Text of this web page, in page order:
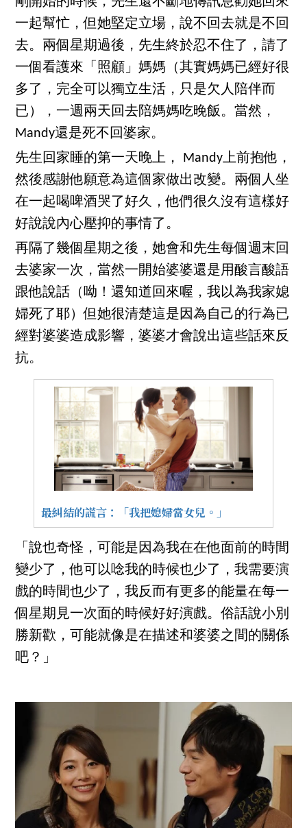
一起幫忙，但她堅定立場，說不回去就是不回
去。兩個星期過後，先生終於忍不住了，請了
一個看護來「照顧」媽媽（其實媽媽已經好很
多了，完全可以獨立生活，只是欠人陪伴而
已），一週兩天回去陪媽媽吃晚飯。當然，
Mandy還是死不回婆家。
先生回家睡的第一天晚上， Mandy上前抱他，
然後感謝他願意為這個家做出改變。兩個人坐
在一起喝啤酒哭了好久，他們很久沒有這樣好
好說說內心壓抑的事情了。
再隔了幾個星期之後，她會和先生每個週末回
去婆家一次，當然一開始婆婆還是用酸言酸語
跟他說話（呦！還知道回來喔，我以為我家媳
婦死了耶）但她很清楚這是因為自己的行為已
經對婆婆造成影響，婆婆才會說出這些話來反
抗。
最糾結的謊言：「我把媳婦當女兒。」
「說也奇怪，可能是因為我在在他面前的時間
變少了，他可以唸我的時候也少了，我需要演
戲的時間也少了，我反而有更多的能量在每一
個星期見一次面的時候好好演戲。俗話說小別
勝新歡，可能就像是在描述和婆婆之間的關係
吧？」